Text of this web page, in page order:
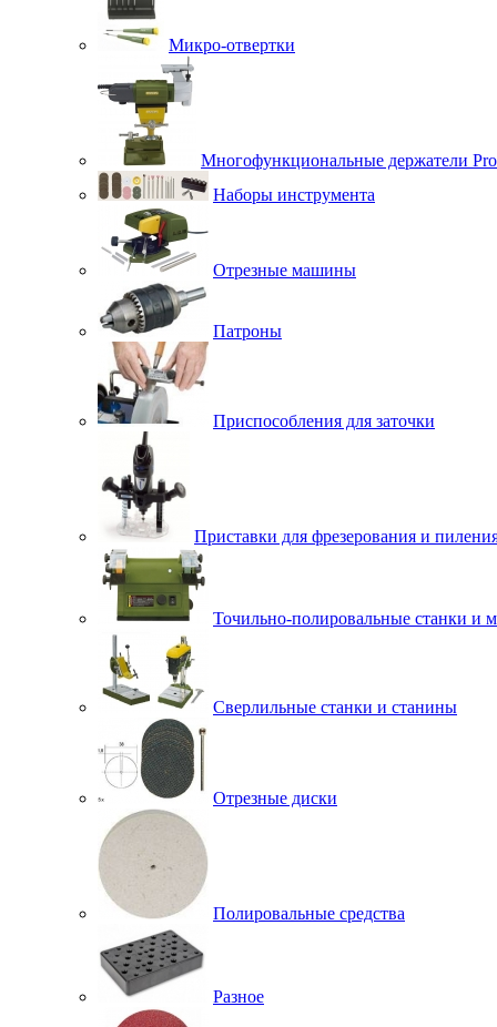
Микро-отвертки
Многофункциональные держатели
Наборы инструмента
Отрезные машины
Патроны
Приспособления для заточки
Приставки для фрезерования и
Точильно-полировальные станки и
Сверлильные станки и станины
Отрезные диски
Полировальные средства
Разное